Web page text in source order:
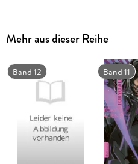
Mehr aus dieser Reihe
Band 12 Band 11